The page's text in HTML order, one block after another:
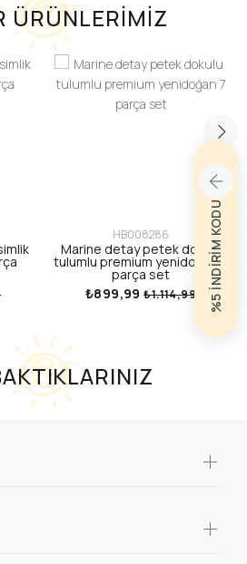
ÜRÜNLERİMİZ
HB008286
Marine detay petek dokulu
tulumlu premium yenidoğan 7
parça set
₺899,99₺1.114,99 %5 İNDİRİM KODU